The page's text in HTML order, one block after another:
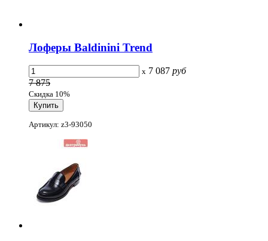
Лоферы Baldinini Trend
x 7 087 руб
7 875
Скидка 10%
Артикул: z3-93050